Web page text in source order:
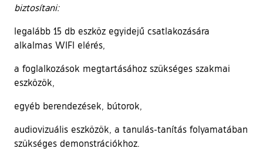
biztosítani:
legalább 15 db eszköz egyidejű csatlakozására
alkalmas WIFI elérés,
a foglalkozások megtartásához szükséges szakmai
eszközök,
egyéb berendezések, bútorok,
audiovizuális eszközök, a tanulás-tanítás folyamatában
szükséges demonstrációkhoz.